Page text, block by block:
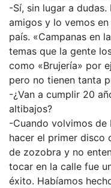
-Sí, sin lugar a
amigos y lo vemos
país. «Campanas en
temas que la gente
como «Brujería» por
pero no tienen tanta
-¿Van a cumplir 20
altibajos?
-Cuando volvimos de
hacer el primer disco
de zozobra y no
tocar en la calle fue
éxito. Habíamos